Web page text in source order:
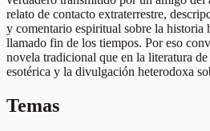
relato de contacto extraterrestre,
y comentario espiritual sobre la historia
llamado fin de los tiempos. Por eso
novela tradicional que en la literatura
esotérica y la divulgación heterodoxa
Temas